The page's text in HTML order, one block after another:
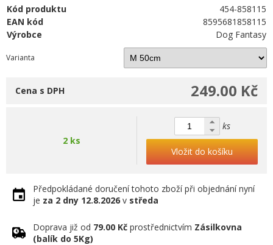
Kód produktu
454-858115
EAN kód
8595681858115
Výrobce
Dog Fantasy
Varianta
249.00 Kč
Cena s DPH
2 ks
ks
Vložit do košíku
Předpokládané doručení tohoto zboží při objednání nyní
je za 2 dny 12.8.2026 v středa
Doprava již od 79.00 Kč prostřednictvím Zásilkovna
(balík do 5Kg)